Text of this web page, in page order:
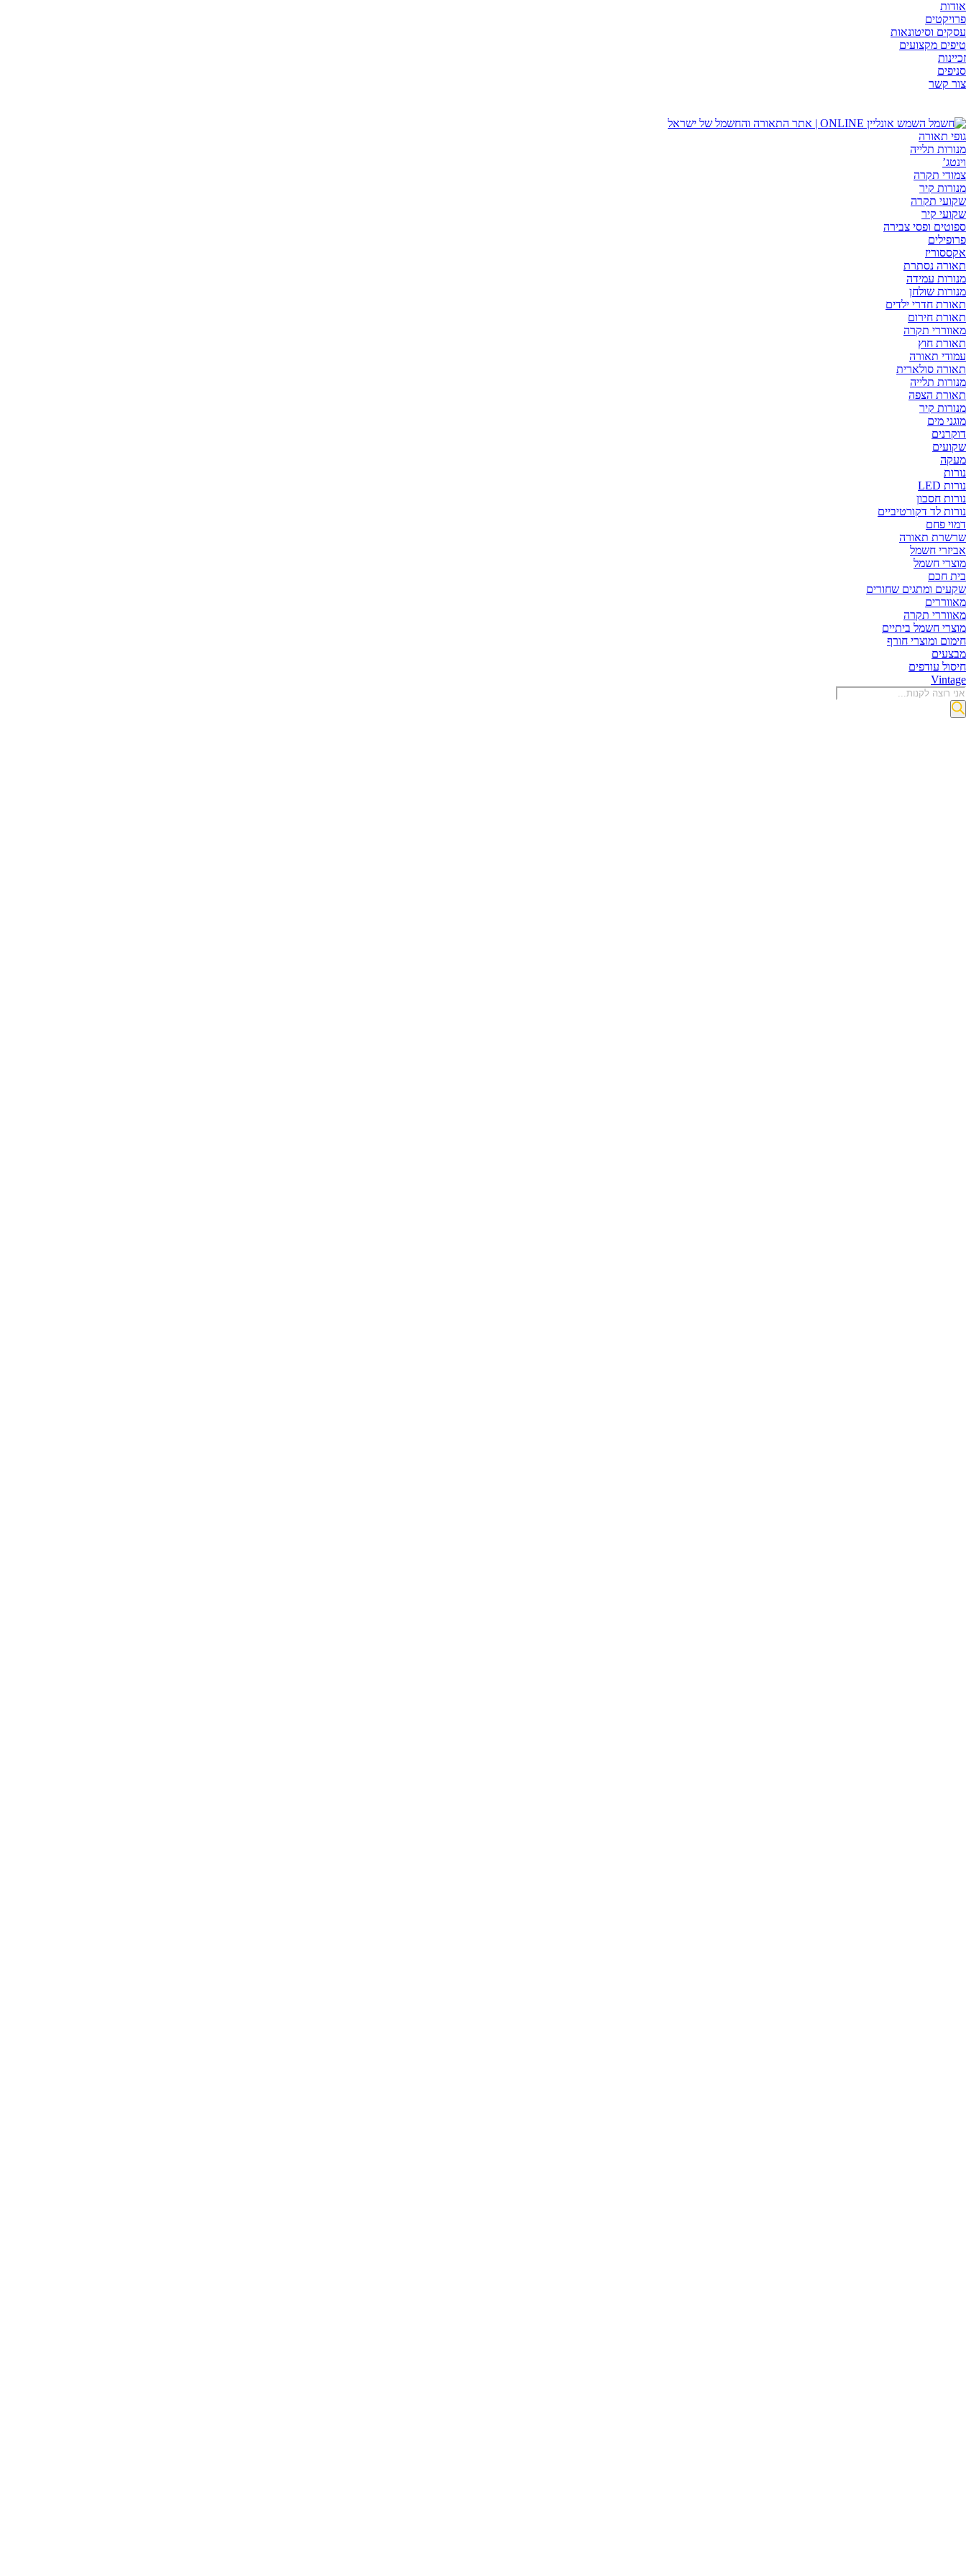
דלג
לתוכן
אודות
פרויקטים
עסקים וסיטונאות
טיפים מקצועים
זכיינות
סניפים
צור קשר
גופי תאורה
מנורות תלייה
וינטג’
צמודי תקרה
מנורות קיר
שקועי תקרה
שקועי קיר
ספוטים ופסי צבירה
פרופילים
אקססוריז
תאורה נסתרת
מנורות עמידה
מנורות שולחן
תאורת חדרי ילדים
תאורת חירום
מאווררי תקרה
תאורת חוץ
עמודי תאורה
תאורה סולארית
מנורות תלייה
תאורת הצפה
מנורות קיר
מוגני מים
דוקרנים
שקועים
מעקה
נורות
נורות LED
נורות חסכון
נורות לד דקורטיביים
דמוי פחם
שרשרת תאורה
אביזרי חשמל
מוצרי חשמל
בית חכם
שקעים ומתגים שחורים
מאווררים
מאווררי תקרה
מוצרי חשמל ביתיים
חימום ומוצרי חורף
מבצעים
חיסול עודפים
Vintage
Products
search